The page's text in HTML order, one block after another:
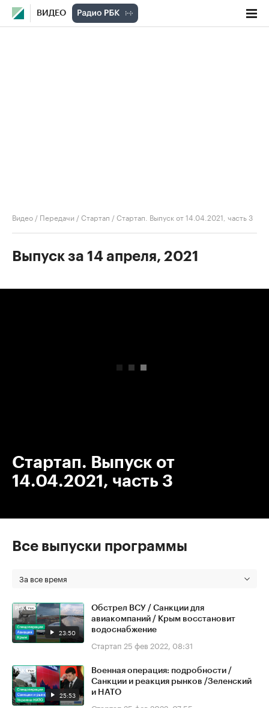
ВИДЕО
Видео / Передачи /Стартап /Стартап. Выпуск от 14.04.2021, часть 3
Выпуск за 14 апреля, 2021
Стартап. Выпуск от
14.04.2021, часть 3
Все выпуски программы
За все время
23:50
Обстрел ВСУ / Санкции для
авиакомпаний / Крым восстановит
водоснабжение
Стартап 25 фев 2022, 08:31
25:53
Военная операция: подробности /
Санкции и реакция рынков /Зеленский
и НАТО